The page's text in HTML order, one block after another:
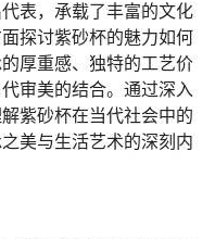
表，承载了丰富的文化
探讨紫砂杯的魅力如何
厚重感、独特的工艺价
审美的结合。通过深入
紫砂杯在当代社会中的
美与生活艺术的深刻内